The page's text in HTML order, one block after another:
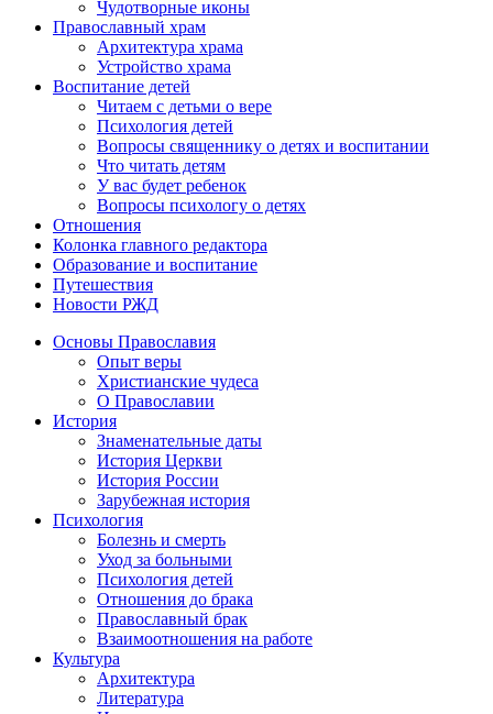
Чудотворные иконы
Православный храм
Архитектура храма
Устройство храма
Воспитание детей
Читаем с детьми о вере
Психология детей
Вопросы священнику о детях и воспитании
Что читать детям
У вас будет ребенок
Вопросы психологу о детях
Отношения
Колонка главного редактора
Образование и воспитание
Путешествия
Новости РЖД
Основы Православия
Опыт веры
Христианские чудеса
О Православии
История
Знаменательные даты
История Церкви
История России
Зарубежная история
Психология
Болезнь и смерть
Уход за больными
Психология детей
Отношения до брака
Православный брак
Взаимоотношения на работе
Культура
Архитектура
Литература